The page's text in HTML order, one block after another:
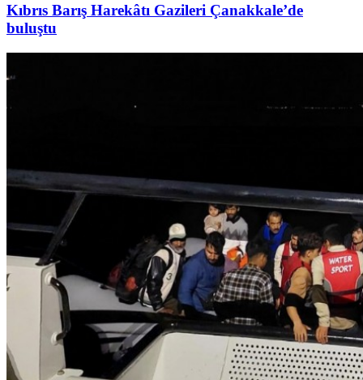
Kıbrıs Barış Harekâtı Gazileri Çanakkale’de
buluştu